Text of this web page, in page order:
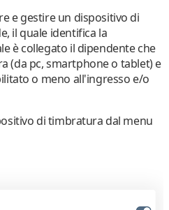
e gestire un dispositivo di
, il quale identifica la
è collegato il dipendente che
(da pc, smartphone o tablet) e
o meno all'ingresso e/o
di timbratura dal menu